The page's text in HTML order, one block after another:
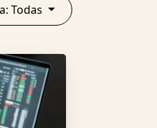
Localidad / Zona: Todas